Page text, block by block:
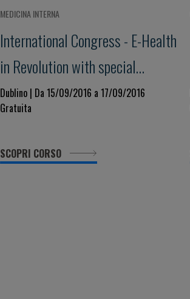
MEDICINA INTERNA
International Congress - E-Health
in Revolution with special
reference to Cardiology
Dublino | Da 15/09/2016 a 17/09/2016
Gratuita
SCOPRI CORSO